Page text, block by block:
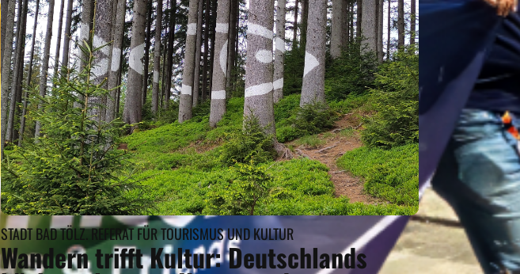
STADT BAD TÖLZ. REFERAT FÜR TOURISMUS UND KULTUR
Wandern trifft Kultur: Deutschlands